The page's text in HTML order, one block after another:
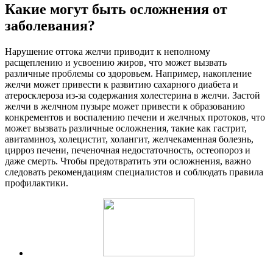
Какие могут быть осложнения от
заболевания?
Нарушение оттока желчи приводит к неполному
расщеплению и усвоению жиров, что может вызвать
различные проблемы со здоровьем. Например, накопление
желчи может привести к развитию сахарного диабета и
атеросклероза из-за содержания холестерина в желчи. Застой
желчи в желчном пузыре может привести к образованию
конкрементов и воспалению печени и желчных протоков, что
может вызвать различные осложнения, такие как гастрит,
авитаминоз, холецистит, холангит, желчекаменная болезнь,
цирроз печени, печеночная недостаточность, остеопороз и
даже смерть. Чтобы предотвратить эти осложнения, важно
следовать рекомендациям специалистов и соблюдать правила
профилактики.